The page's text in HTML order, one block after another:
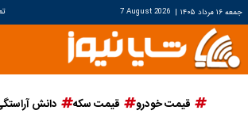
جمعه ۱۶ مرداد ۱۴۰۵ |
7 August 2026
قیمت خودرو قیمت سکه دانش